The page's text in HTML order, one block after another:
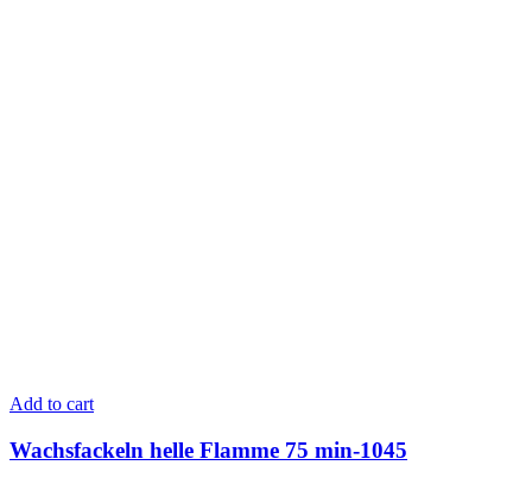
Add to cart
Wachsfackeln helle Flamme 75 min-1045